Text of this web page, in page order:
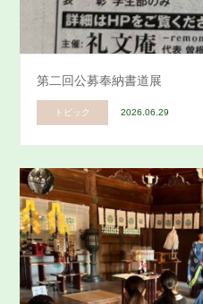
第二回公募奉納書道展
トピック 2026.06.29